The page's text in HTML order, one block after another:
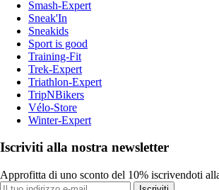
Smash-Expert
Sneak'In
Sneakids
Sport is good
Training-Fit
Trek-Expert
Triathlon-Expert
TripNBikers
Vélo-Store
Winter-Expert
Iscriviti alla nostra newsletter
Approfitta di uno sconto del 10% iscrivendoti